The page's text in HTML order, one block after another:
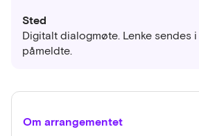
Sted
Digitalt dialogmøte. Lenke sendes
påmeldte.
Om arrangementet